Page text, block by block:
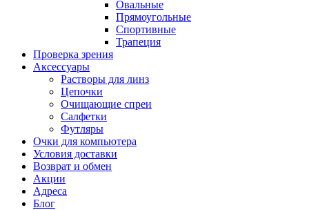
Овальные
Прямоугольные
Спортивные
Трапеция
Проверка зрения
Аксессуары
Растворы для линз
Цепочки
Очищающие спреи
Салфетки
Футляры
Очки для компьютера
Условия доставки
Возврат и обмен
Акции
Адреса
Блог